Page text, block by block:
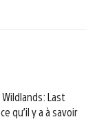
Last
qu’il y a à savoir